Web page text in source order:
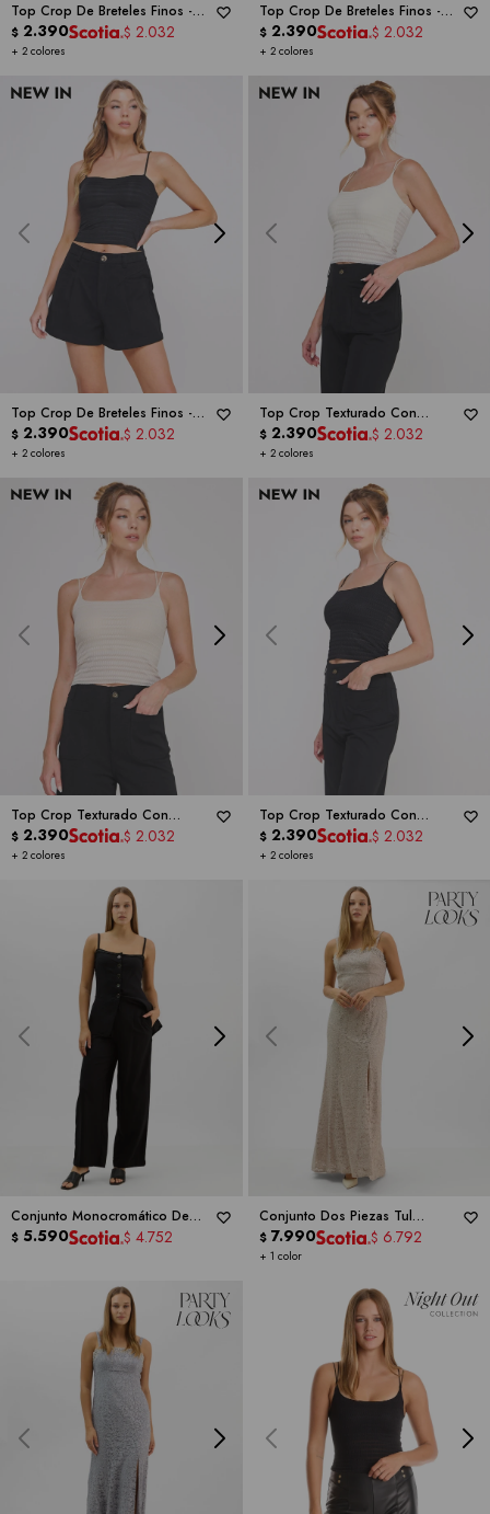
Top Crop De Breteles Finos -
ALLIE ROSE
+ 2 colores
$ 2.390 $ 2.032
Top Crop De Breteles Finos -
ALLIE ROSE
+ 2 colores
$ 2.390 $ 2.032
Top Crop De Breteles Finos -
ALLIE ROSE
+ 2 colores
$ 2.390 $ 2.032
Top Crop Texturado Con
Breteles Dobles Cruzdos -
ROSE
+ 2 colores
$ 2.390 $ 2.032
Top Crop Texturado Con
Breteles Dobles Cruzdos -
ROSE
+ 2 colores
$ 2.390 $ 2.032
Top Crop Texturado Con
Breteles Dobles Cruzdos -
ROSE
+ 2 colores
$ 2.390 $ 2.032
Conjunto Monocromático De
Algodón & Lino - ELLEN
$ 5.590 $ 4.752
Conjunto Dos Piezas Tul
Bordado -RM RICHARDS
+ 1 color
$ 7.990 $ 6.792